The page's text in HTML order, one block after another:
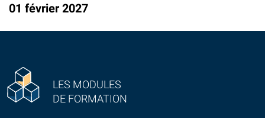
LES MODULES
DE FORMATION
01 février 2027